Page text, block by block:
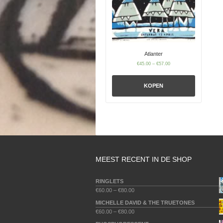
Atlanter
€45.00 –€57.00
KOPEN
MEEST RECENT IN DE SHOP
RINGLETS
€60.00 – €80.00
MICHELLE DAVID & THE TRUETONES
€60.00 – €80.00